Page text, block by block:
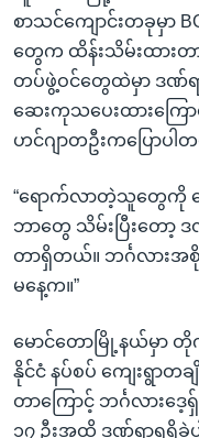
စာသင်ကျောင်းတခုမှာ
တွေက ထိန်းသိမ်းထားတ
တပ်ဖွဲ့ဝင်တွေထဲမှာ ဒဏ်
ဆေးကုသပေးထားကြော
ဟင်ဂျာတဦးကပြောပါ
“ရောက်လာတဲ့သူတွေကို
ဘာတွေ သိမ်းပြီးတော့
တာရှိတယ်။ ဘင်္ဂလားအ
မနေ့က။”
မောင်တောမြို့နယ်မှာ တို
နိုင်ငံ နပ်စပ် ကျေးရွာ
တာကြောင့် ဘင်္ဂလားဒ
၁၇ ဦးအထိ ဒဏ်ရာရရှိ